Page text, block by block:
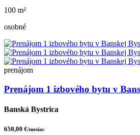
100 m²
osobné
prenájom
Prenájom 1 izbového bytu v
Banská Bystrica
650,00 €/mesiac